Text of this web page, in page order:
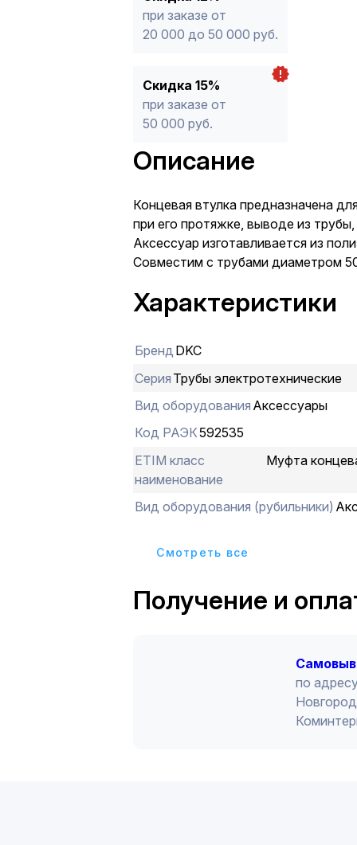
при заказе от
20 000 до 50 000 руб.
Скидка 15%
при заказе от
50 000 руб.
Описание
Концевая втулка предназначена
при его протяжке, выводе из
Аксессуар изготавливается из
Совместим с трубами диаметром
Характеристики
Бренд DKC
Серия Трубы электротехнические
Вид оборудования Аксессуары
Код РАЭК592535
ETIM класс
наименование
Муфта
Вид оборудования (рубильники)
Cмотреть все
Получение и
по